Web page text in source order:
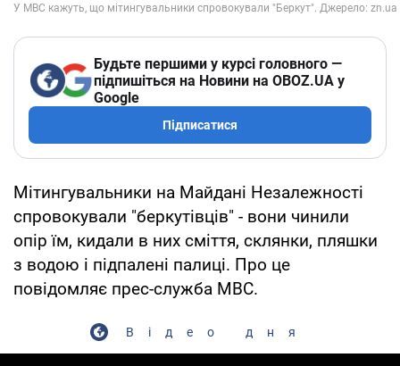
Будьте першими у курсі головного —
підпишіться на Новини на OBOZ.UA у
Google
Підписатися
Мітингувальники на Майдані Незалежності
спровокували "беркутівців" - вони чинили
опір їм, кидали в них сміття, склянки, пляшки
з водою і підпалені палиці. Про це
повідомляє прес-служба МВС.
Відео дня